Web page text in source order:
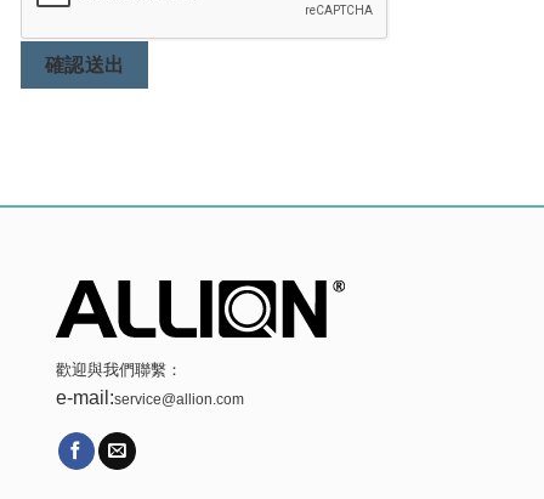
確認送出
歡迎與我們聯繫：
e-mail:service@allion.com